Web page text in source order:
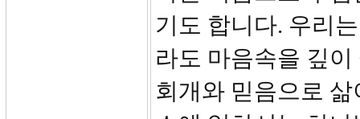
기도 합니다. 우리
라도 마음속을 깊
회개와 믿음으로